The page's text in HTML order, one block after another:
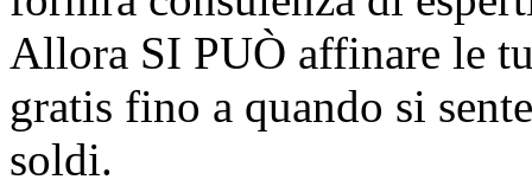
Allora SI PUÒ affinare le
gratis fino a quando si
soldi.